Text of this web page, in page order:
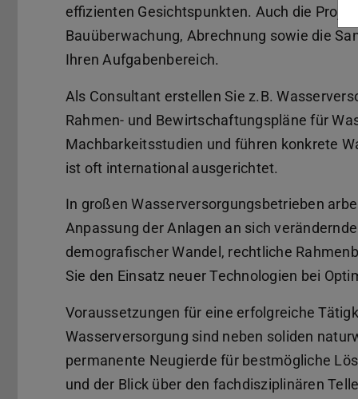
effizienten Gesichtspunkten. Auch die
Bauüberwachung, Abrechnung sowie die
Ihren Aufgabenbereich.
Als Consultant erstellen Sie z.B.
Rahmen- und Bewirtschaftungspläne für
Machbarkeitsstudien und führen konkrete
ist oft international ausgerichtet.
In großen Wasserversorgungsbetrieben
Anpassung der Anlagen an sich
demografischer Wandel, rechtliche
Sie den Einsatz neuer Technologien bei
Voraussetzungen für eine erfolgreiche
Wasserversorgung sind neben soliden
permanente Neugierde für bestmögliche
und der Blick über den fachdisziplinären